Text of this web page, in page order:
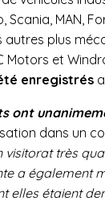
Scania, MAN,
autres plus
Motors et
enregistrés
ont
dans un
visitorat très
a également
elles étaient